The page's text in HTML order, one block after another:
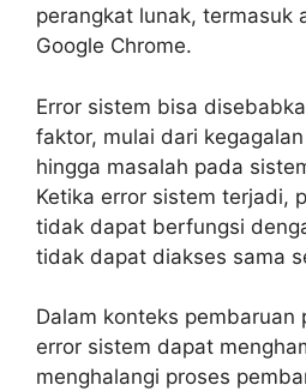
perangkat lunak, termasuk
Google Chrome.
Error sistem bisa
faktor, mulai dari
hingga masalah pada
Ketika error sistem terjadi,
tidak dapat berfungsi
tidak dapat diakses sama
Dalam konteks pembaruan
error sistem dapat
menghalangi proses